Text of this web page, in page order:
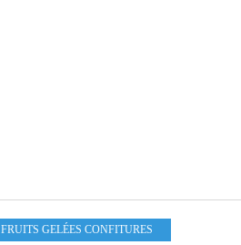
FRUITS GELÉES CONFITURES